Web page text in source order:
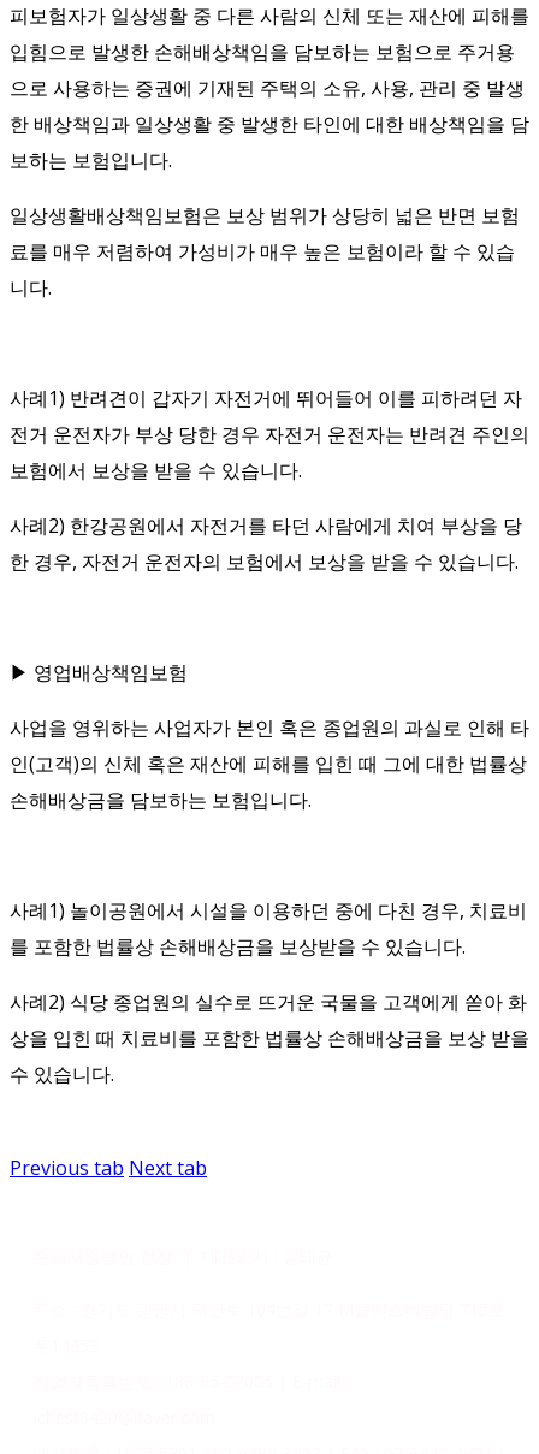
피보험자가 일상생활 중 다른 사람의 신체 또는 재산에 피해를
입힘으로 발생한 손해배상책임을 담보하는 보험으로 주거용
으로 사용하는 증권에 기재된 주택의 소유, 사용, 관리 중 발생
한 배상책임과 일상생활 중 발생한 타인에 대한 배상책임을 담
보하는 보험입니다.
일상생활배상책임보험은 보상 범위가 상당히 넓은 반면 보험
료를 매우 저렴하여 가성비가 매우 높은 보험이라 할 수 있습
니다.
사례1) 반려견이 갑자기 자전거에 뛰어들어 이를 피하려던 자
전거 운전자가 부상 당한 경우 자전거 운전자는 반려견 주인의
보험에서 보상을 받을 수 있습니다.
사례2) 한강공원에서 자전거를 타던 사람에게 치여 부상을 당
한 경우, 자전거 운전자의 보험에서 보상을 받을 수 있습니다.
▶ 영업배상책임보험
사업을 영위하는 사업자가 본인 혹은 종업원의 과실로 인해 타
인(고객)의 신체 혹은 재산에 피해를 입힌 때 그에 대한 법률상
손해배상금을 담보하는 보험입니다.
사례1) 놀이공원에서 시설을 이용하던 중에 다친 경우, 치료비
를 포함한 법률상 손해배상금을 보상받을 수 있습니다.
사례2) 식당 종업원의 실수로 뜨거운 국물을 고객에게 쏟아 화
상을 입힌 때 치료비를 포함한 법률상 손해배상금을 보상 받을
수 있습니다.
Previous tab Next tab